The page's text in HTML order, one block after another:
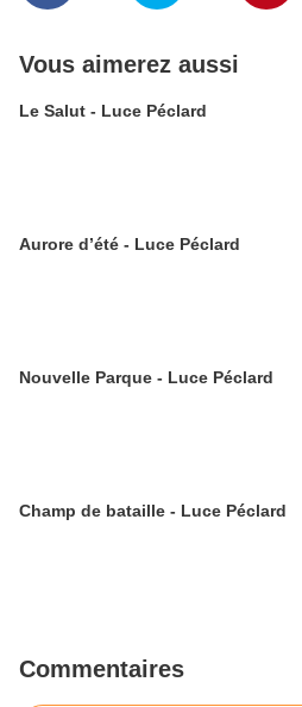
Vous aimerez aussi
Le Salut - Luce Péclard
Aurore d’été - Luce Péclard
Nouvelle Parque - Luce Péclard
Champ de bataille - Luce Péclard
Commentaires